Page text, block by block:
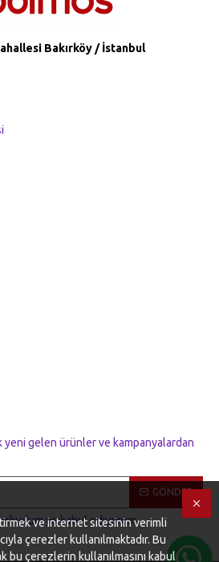
Bakırköy / İstanbul
gelen ürünler ve kampanyalardan
GÖNDER
okudum ve kabul ediyorum.
ve internet sitesinin verimli
çerezler kullanılmaktadır. Bu
çerezlerin kullanılmasını kabul